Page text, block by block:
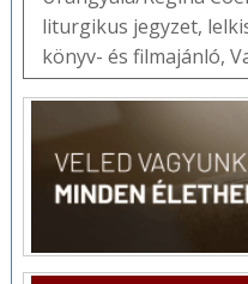
liturgikus jegyzet,
könyv- és filmajánló,